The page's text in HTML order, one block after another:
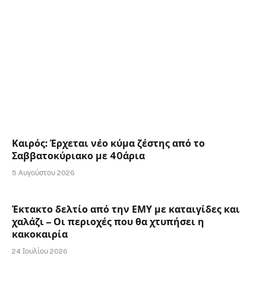
Καιρός: Έρχεται νέο κύμα ζέστης από το
Σαββατοκύριακο με 40άρια
5 Αυγούστου 2026
Έκτακτο δελτίο από την ΕΜΥ με καταιγίδες και
χαλάζι – Οι περιοχές που θα χτυπήσει η
κακοκαιρία
24 Ιουλίου 2026